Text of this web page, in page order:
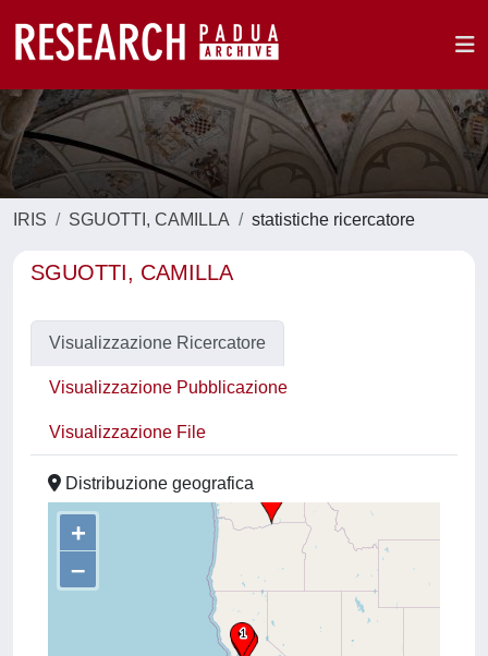
IRIS SGUOTTI, CAMILLA statistiche ricercatore
SGUOTTI, CAMILLA
Visualizzazione Ricercatore
Visualizzazione Pubblicazione
Visualizzazione File
Distribuzione geografica
+
–